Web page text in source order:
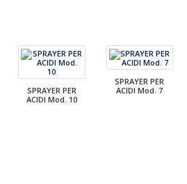
SPRAYER PER
ACIDI Mod. 10
SPRAYER PER
ACIDI Mod. 7